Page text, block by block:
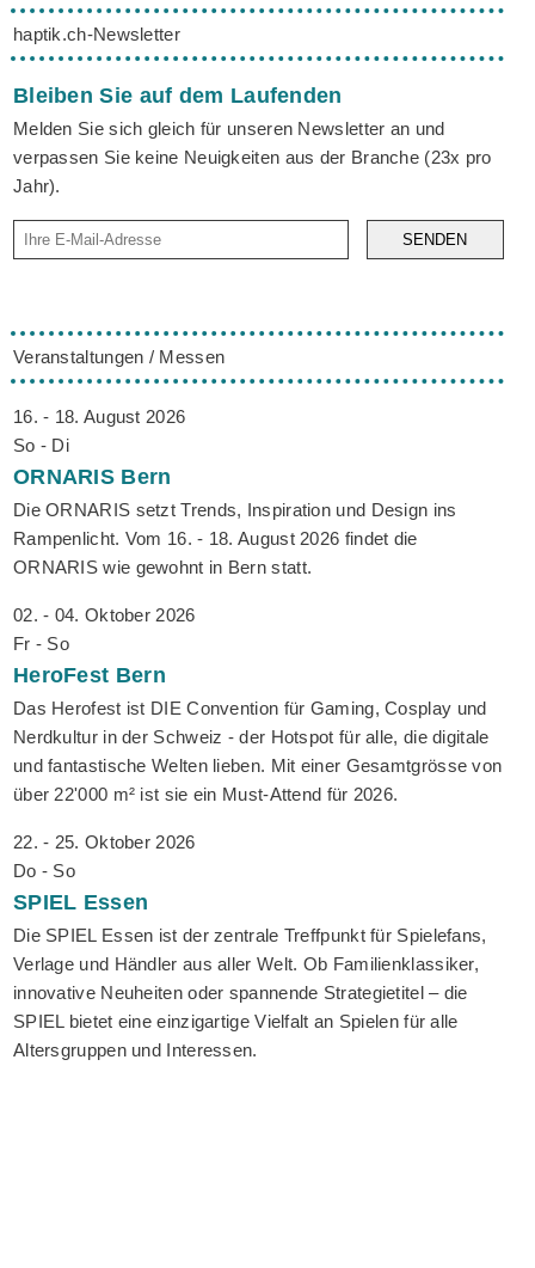
haptik.ch-Newsletter
Bleiben Sie auf dem Laufenden
Melden Sie sich gleich für unseren Newsletter an und
verpassen Sie keine Neuigkeiten aus der Branche (23x pro
Jahr).
SENDEN
Veranstaltungen / Messen
16. - 18. August 2026
So - Di
ORNARIS Bern
Die ORNARIS setzt Trends, Inspiration und Design ins
Rampenlicht. Vom 16. - 18. August 2026 findet die
ORNARIS wie gewohnt in Bern statt.
02. - 04. Oktober 2026
Fr - So
HeroFest Bern
Das Herofest ist DIE Convention für Gaming, Cosplay und
Nerdkultur in der Schweiz - der Hotspot für alle, die digitale
und fantastische Welten lieben. Mit einer Gesamtgrösse von
über 22'000 m² ist sie ein Must-Attend für 2026.
22. - 25. Oktober 2026
Do - So
SPIEL Essen
Die SPIEL Essen ist der zentrale Treffpunkt für Spielefans,
Verlage und Händler aus aller Welt. Ob Familienklassiker,
innovative Neuheiten oder spannende Strategietitel – die
SPIEL bietet eine einzigartige Vielfalt an Spielen für alle
Altersgruppen und Interessen.